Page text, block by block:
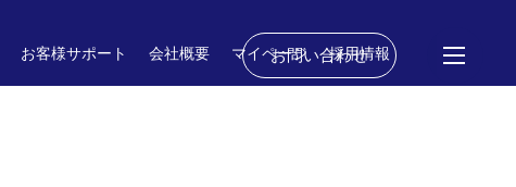
お問い合わせ
お客様サポート 会社概要 マイページ 採用情報